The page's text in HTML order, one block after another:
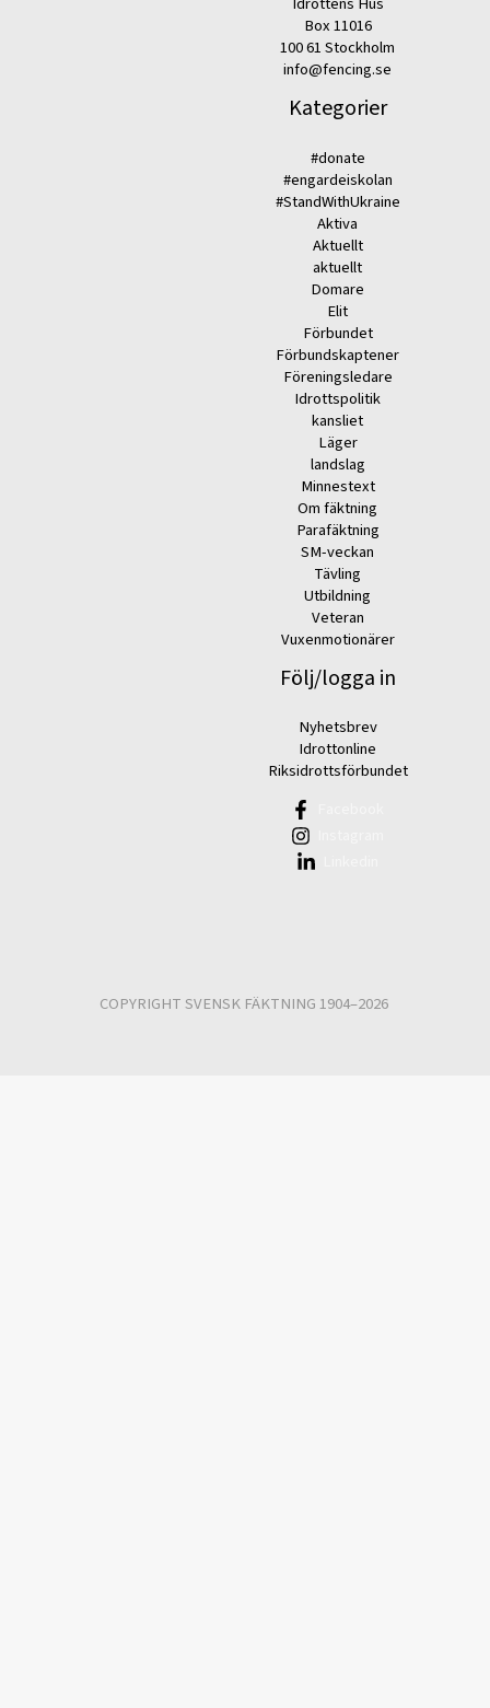
Box 11016
100 61 Stockholm
info@fencing.se
Kategorier
#donate
#engardeiskolan
#StandWithUkraine
Aktiva
Aktuellt
aktuellt
Domare
Elit
Förbundet
Förbundskaptener
Föreningsledare
Idrottspolitik
kansliet
Läger
landslag
Minnestext
Om fäktning
Parafäktning
SM-veckan
Tävling
Utbildning
Veteran
Vuxenmotionärer
Följ/logga in
Nyhetsbrev
Idrottonline
Riksidrottsförbundet
COPYRIGHT SVENSK FÄKTNING 1904–2026